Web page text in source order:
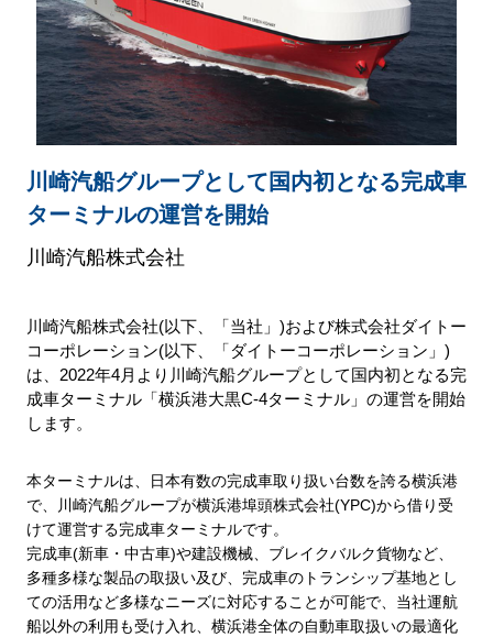
川崎汽船グループとして国内初となる完成車
ターミナルの運営を開始
川崎汽船株式会社
川崎汽船株式会社(以下、「当社」)および株式会社ダイトー
コーポレーション(以下、「ダイトーコーポレーション」)
は、2022年4月より川崎汽船グループとして国内初となる完
成車ターミナル「横浜港大黒C-4ターミナル」の運営を開始
します。
本ターミナルは、日本有数の完成車取り扱い台数を誇る横浜港
で、川崎汽船グループが横浜港埠頭株式会社(YPC)から借り受
けて運営する完成車ターミナルです。
完成車(新車・中古車)や建設機械、ブレイクバルク貨物など、
多種多様な製品の取扱い及び、完成車のトランシップ基地とし
ての活用など多様なニーズに対応することが可能で、当社運航
船以外の利用も受け入れ、横浜港全体の自動車取扱いの最適化